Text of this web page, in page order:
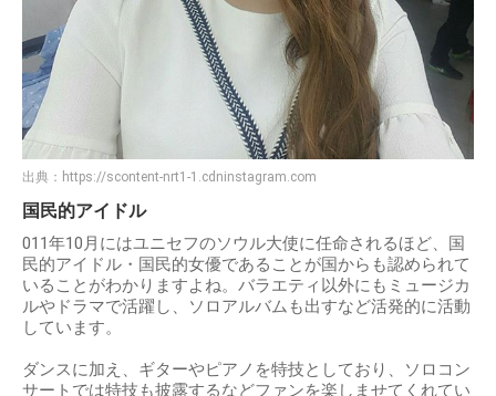
出典： https://scontent-nrt1-1.cdninstagram.com
国民的アイドル
011年10月にはユニセフのソウル大使に任命されるほど、国
民的アイドル・国民的女優であることが国からも認められて
いることがわかりますよね。バラエティ以外にもミュージカ
ルやドラマで活躍し、ソロアルバムも出すなど活発的に活動
しています。
ダンスに加え、ギターやピアノを特技としており、ソロコン
サートでは特技も披露するなどファンを楽しませてくれてい